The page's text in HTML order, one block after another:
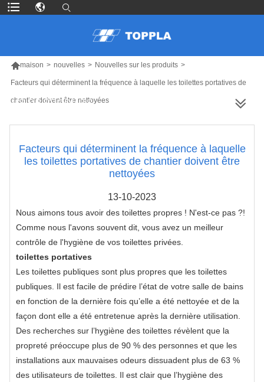
maison > nouvelles > Nouvelles sur les produits >
Facteurs qui déterminent la fréquence à laquelle les toilettes portatives de
chantier doivent être nettoyées
PLUS DE PRODUITS
Facteurs qui déterminent la fréquence à laquelle
les toilettes portatives de chantier doivent être
nettoyées
13-10-2023
Nous aimons tous avoir des toilettes propres ! N'est-ce pas ?!
Comme nous l'avons souvent dit, vous avez un meilleur
contrôle de l'hygiène de vos toilettes privées.
toilettes portatives
Les toilettes publiques sont plus propres que les toilettes
publiques. Il est facile de prédire l’état de votre salle de bains
en fonction de la dernière fois qu’elle a été nettoyée et de la
façon dont elle a été entretenue après la dernière utilisation.
Des recherches sur l’hygiène des toilettes révèlent que la
propreté préoccupe plus de 90 % des personnes et que les
installations aux mauvaises odeurs dissuadent plus de 63 %
des utilisateurs de toilettes. Il est clair que l’hygiène des